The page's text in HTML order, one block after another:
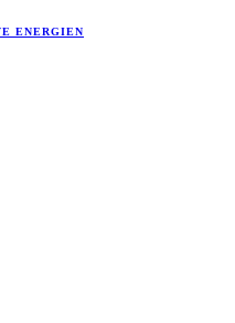
ENERGIEN